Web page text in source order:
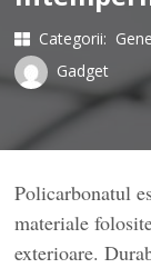
Categorii:
Gadget
Policarbonatul
materiale
exterioare.